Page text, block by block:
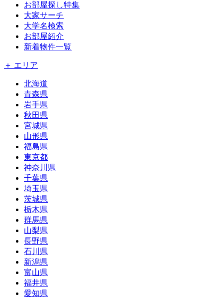
お部屋探し特集
大家サーチ
大学名検索
お部屋紹介
新着物件一覧
＋ エリア
北海道
青森県
岩手県
秋田県
宮城県
山形県
福島県
東京都
神奈川県
千葉県
埼玉県
茨城県
栃木県
群馬県
山梨県
長野県
石川県
新潟県
富山県
福井県
愛知県